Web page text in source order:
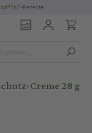
für E-Rezepte
Creme 28 g